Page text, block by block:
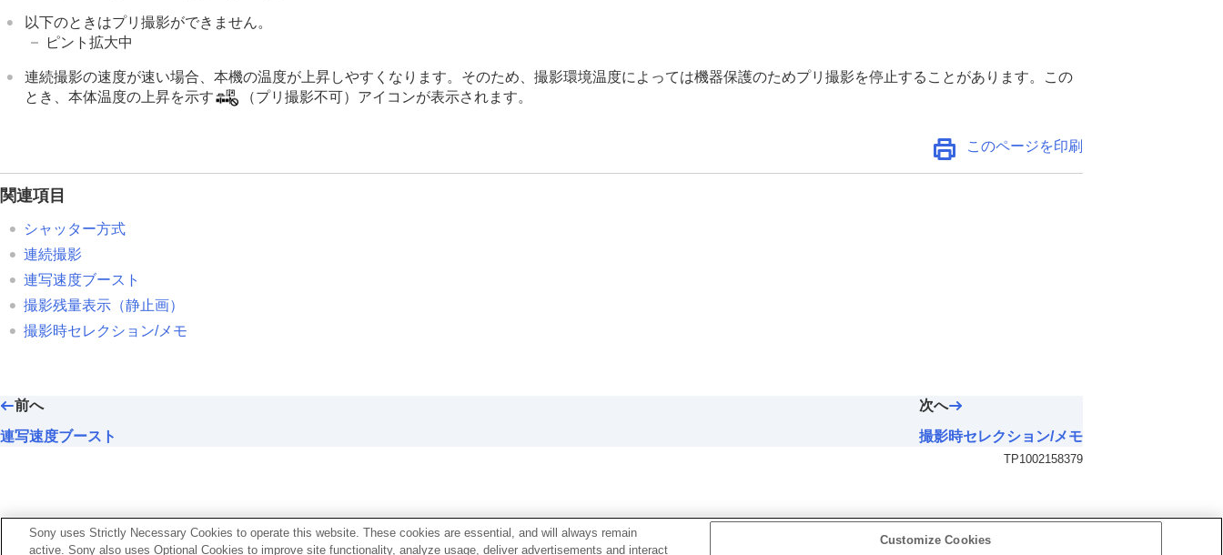
タッチ機能を使う
シャッターの設定
フラッシュを使う
動画を撮影しながら静止画を切り出す
画像と音声をライブ配信する
カメラをカスタマイズする
再生する
パソコンでできること
クラウドサービスを利用する
以下のときはプリ撮影ができません。
ピント拡大中
連続撮影の速度が速い場合、本機の温度が上昇しやすくなります。そのため、撮影環境温度によっては機器保護のためプリ撮影を停止することがあります。この
とき、本体温度の上昇を示す
（プリ撮影不可）アイコンが表示されます。
このページを印刷
関連項目
シャッター方式
連続撮影
連写速度ブースト
撮影残量表示 （静止画）
撮影時セレクション/メモ
前へ
連写速度ブースト
次へ
撮影時セレクション/メモ
TP1002158379
Sony uses Strictly Necessary Cookies to operate this website. These cookies are essential, and will always remain
active. Sony also uses Optional Cookies to improve site functionality, analyze usage, deliver advertisements and interact
Customize Cookies